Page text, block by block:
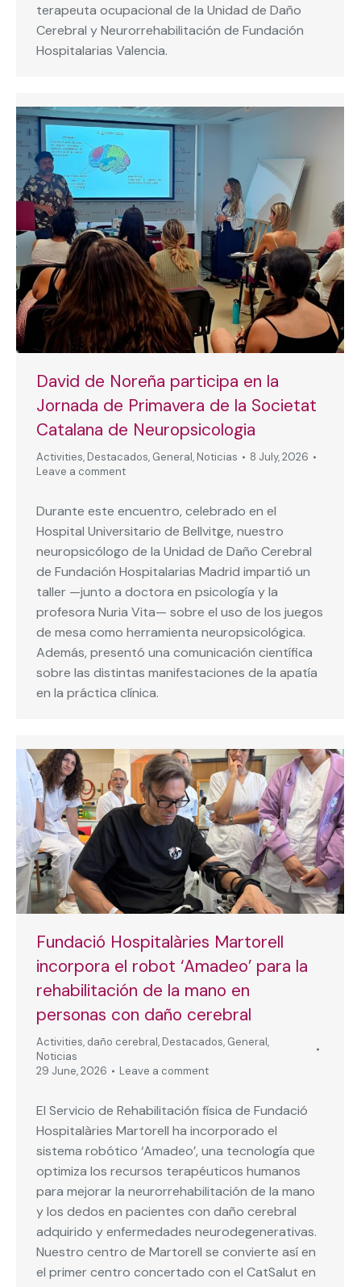
terapeuta ocupacional de la Unidad de Daño
Cerebral y Neurorrehabilitación de Fundación
Hospitalarias Valencia.
David de Noreña participa en la
Jornada de Primavera de la Societat
Catalana de Neuropsicologia
Activities, Destacados, General, Noticias
8 July, 2026
Leave a comment
Durante este encuentro, celebrado en el
Hospital Universitario de Bellvitge, nuestro
neuropsicólogo de la Unidad de Daño Cerebral
de Fundación Hospitalarias Madrid impartió un
taller —junto a doctora en psicología y la
profesora Nuria Vita— sobre el uso de los juegos
de mesa como herramienta neuropsicológica.
Además, presentó una comunicación científica
sobre las distintas manifestaciones de la apatía
en la práctica clínica.
Fundació Hospitalàries Martorell
incorpora el robot ‘Amadeo’ para la
rehabilitación de la mano en
personas con daño cerebral
Activities, daño cerebral, Destacados, General,
Noticias
29 June, 2026
Leave a comment
El Servicio de Rehabilitación física de Fundació
Hospitalàries Martorell ha incorporado el
sistema robótico ‘Amadeo’, una tecnología que
optimiza los recursos terapéuticos humanos
para mejorar la neurorrehabilitación de la mano
y los dedos en pacientes con daño cerebral
adquirido y enfermedades neurodegenerativas.
Nuestro centro de Martorell se convierte así en
el primer centro concertado con el CatSalut en